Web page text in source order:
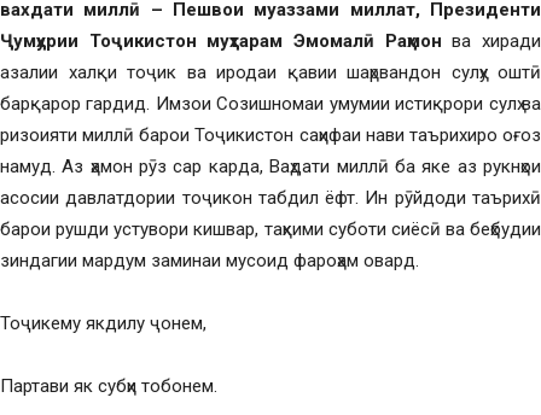
вахдати миллӣ – Пешвои муаззами миллат, Президенти
Ҷумҳурии Тоҷикистон муҳтарам Эмомалӣ Раҳмонва хиради
азалии халқи тоҷик ва иродаи қавии шаҳрвандон сулҳу оштӣ
барқарор гардид. Имзои Созишномаи умумии истиқрори сулҳ ва
ризоияти миллӣ барои Тоҷикистон саҳифаи нави таърихиро оғоз
намуд. Аз ҳамон рӯз сар карда, Ваҳдати миллӣ ба яке аз рукнҳои
асосии давлатдории тоҷикон табдил ёфт. Ин рӯйдоди таърихӣ
барои рушди устувори кишвар, таҳкими суботи сиёсӣ ва беҳбудии
зиндагии мардум заминаи мусоид фароҳам овард.
Тоҷикему якдилу ҷонем,
Партави як субҳи тобонем.